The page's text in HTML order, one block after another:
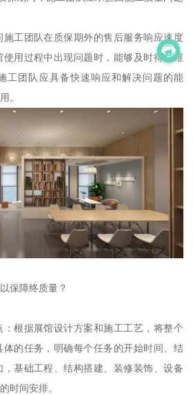
工团队在质保期外的售后服务响应速度
用过程中出现问题时，能够及时得到维
工团队应具备快速响应和解决问题的能
。
保障终质量？
根据展馆设计方案和施工工艺，将整个
的任务，明确每个任务的开始时间、结
基础工程、结构搭建、装修装饰、设备
时间安排。